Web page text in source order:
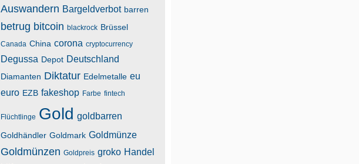
Auswandern Bargeldverbot barren
betrug bitcoin blackrock Brüssel
Canada China corona cryptocurrency
Degussa Depot Deutschland
Diamanten Diktatur Edelmetalle eu
euro EZB fakeshop Farbe fintech
Flüchtlinge Gold goldbarren
Goldhändler Goldmark Goldmünze
Goldmünzen Goldpreis groko Handel